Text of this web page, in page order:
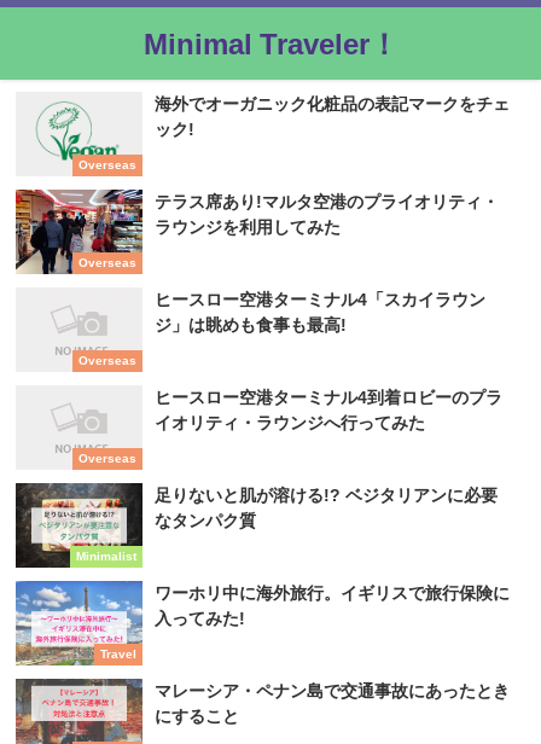
Minimal Traveler！
Overseas
海外でオーガニック化粧品の表記マークをチェ
ック!
Overseas
テラス席あり!マルタ空港のプライオリティ・
ラウンジを利用してみた
Overseas
ヒースロー空港ターミナル4「スカイラウン
ジ」は眺めも食事も最高!
Overseas
ヒースロー空港ターミナル4到着ロビーのプラ
イオリティ・ラウンジへ行ってみた
Minimalist
足りないと肌が溶ける!? ベジタリアンに必要
なタンパク質
Travel
ワーホリ中に海外旅行。イギリスで旅行保険に
入ってみた!
マレーシア・ペナン島で交通事故にあったとき
にすること